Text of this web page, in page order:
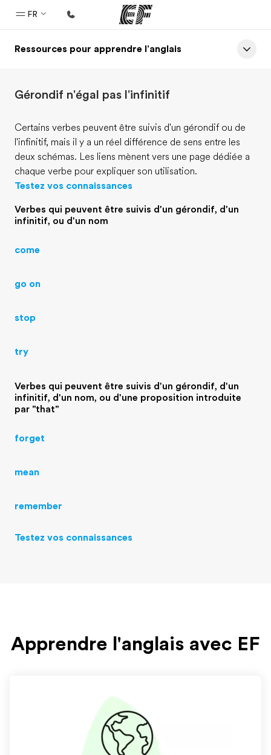
FR
Accueil
Programmes
Bureaux
A propos de nous
Qui sommes-nous ?
Rejoignez nos équipes
Ressources pour apprendre l'anglais
Gérondif n'égal pas l'infinitif
Certains verbes peuvent être suivis d'un gérondif ou de
l'infinitif, mais il y a un réel différence de sens entre les
deux schémas. Les liens mènent vers une page dédiée a
chaque verbe pour expliquer son utilisation.
Testez vos connaissances
Verbes qui peuvent être suivis d'un gérondif, d'un
infinitif, ou d'un nom
come
go on
stop
try
Verbes qui peuvent être suivis d'un gérondif, d'un
infinitif, d'un nom, ou d'une proposition introduite
par "that"
forget
mean
remember
Testez vos connaissances
Apprendre l'anglais avec EF